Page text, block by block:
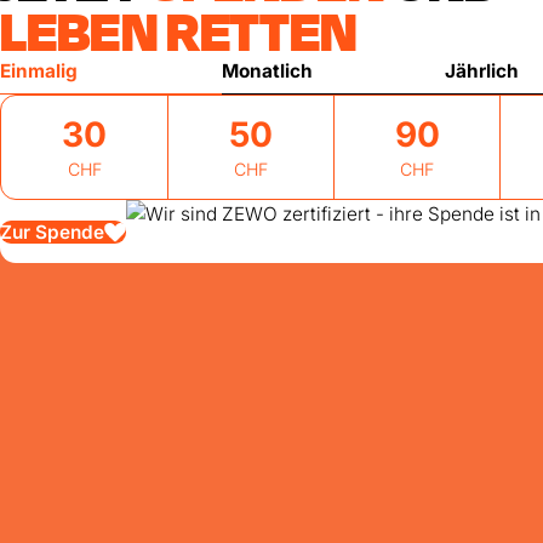
LEBEN RETTEN
Einmalig Monatlich Jährlich
30
CHF
50
CHF
90
CHF
Zur Spende